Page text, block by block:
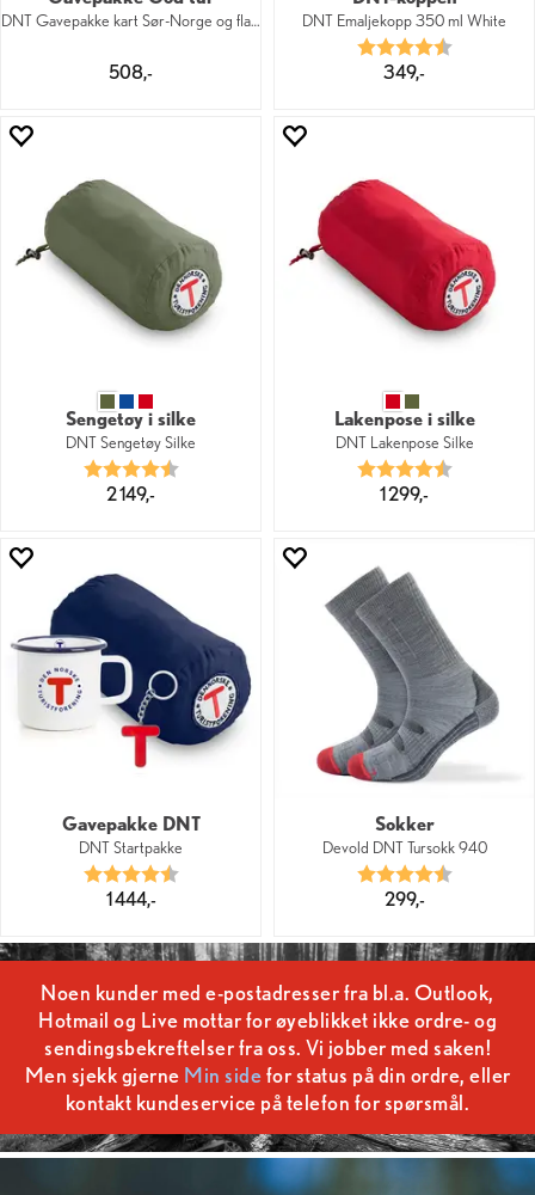
DNT Gavepakke kart Sør-Norge og flaske
508,-
DNT Emaljekopp 350 ml White
Karakter:
4.3 av 5
349,-
Sengetøy i silke
DNT Sengetøy Silke
Karakter:
4.8 av 5 mulige
2 149,-
Lakenpose i silke
DNT Lakenpose Silke
Karakter:
4.7 av 5
1 299,-
Gavepakke DNT
DNT Startpakke
Karakter:
4.4 av 5 mulige
1 444,-
Sokker
Devold DNT Tursokk 940
Karakter:
4.6 av 5
299,-
Noen kunder med e-postadresser fra bl.a. Outlook,
Hotmail og Live mottar for øyeblikket ikke ordre- og
sendingsbekreftelser fra oss. Vi jobber med saken!
Men sjekk gjerne Min sidefor status på din ordre, eller
kontakt kundeservice på telefon for spørsmål.